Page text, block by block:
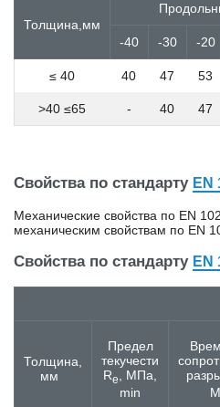
17B2
17CrS3
17MnB4
17ГС
17ХГ
18B2
18CrMo4
18NiCr5-4
Толщина,мм
-40 -30 -20
≤ 40 40 47 53
>40 ≤65 - 40 47
Свойства по стандарту EN
Механические свойства по EN
механическим свойствам по EN
Свойства по стандарту EN
Толщина,
мм
Предел
текучести
Re
, МПа,
min